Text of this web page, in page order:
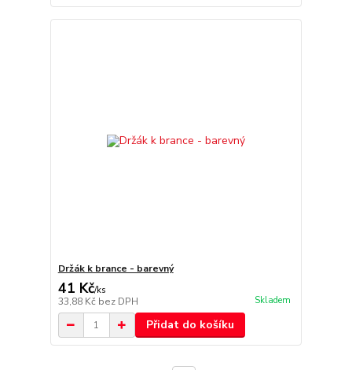
Držák k brance - barevný
41 Kč/ks
33,88 Kč bez DPH Skladem
Přidat do košíku